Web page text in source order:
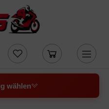
wählen